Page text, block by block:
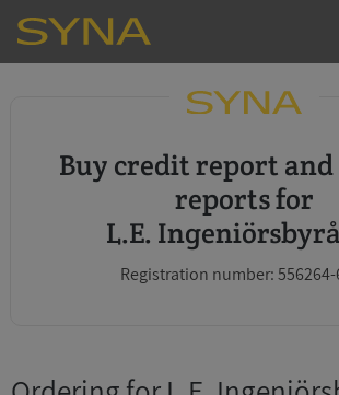
Buy credit report and annual
reports for
L.E.
Registration number: 556264-